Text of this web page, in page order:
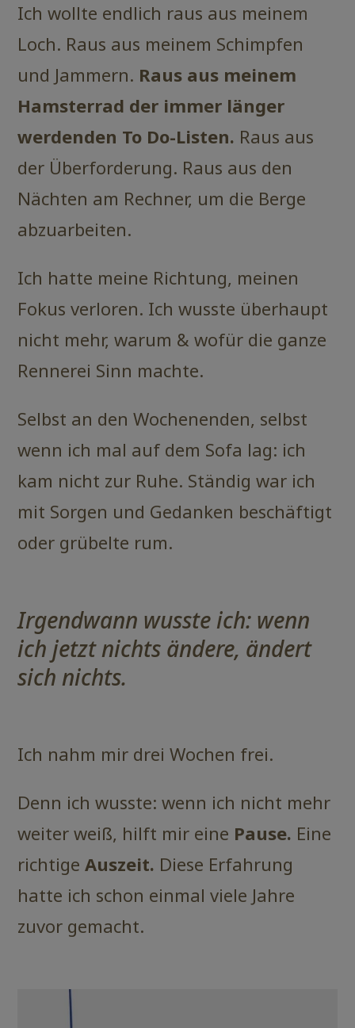
Ich wollte endlich raus aus meinem
Loch. Raus aus meinem Schimpfen
und Jammern. Raus aus meinem
Hamsterrad der immer länger
werdenden To Do-Listen. Raus aus
der Überforderung. Raus aus den
Nächten am Rechner, um die Berge
abzuarbeiten.
Ich hatte meine Richtung, meinen
Fokus verloren. Ich wusste überhaupt
nicht mehr, warum & wofür die ganze
Rennerei Sinn machte.
Selbst an den Wochenenden, selbst
wenn ich mal auf dem Sofa lag: ich
kam nicht zur Ruhe. Ständig war ich
mit Sorgen und Gedanken beschäftigt
oder grübelte rum.
Irgendwann wusste ich: wenn
ich jetzt nichts ändere, ändert
sich nichts.
Ich nahm mir drei Wochen frei.
Denn ich wusste: wenn ich nicht mehr
weiter weiß, hilft mir eine Pause. Eine
richtigeAuszeit. Diese Erfahrung
hatte ich schon einmal viele Jahre
zuvor gemacht.